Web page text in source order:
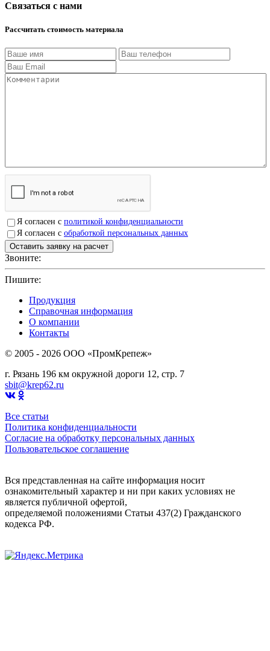
Связаться с нами
Рассчитать стоимость материала
Я согласен с политикой конфиденциальности
Я согласен с обработкой персональных данных
Звоните:
Пишите:
Продукция
Справочная информация
О компании
Контакты
© 2005 - 2026 OOO «ПромКрепеж»
г. Рязань 196 км окружной дороги 12, стр. 7
sbit@krep62.ru
Все статьи
Политика конфиденциальности
Согласие на обработку персональных данных
Пользовательское соглашение
Вся представленная на сайте информация носит
ознакомительный характер и ни при каких условиях не
является публичной офертой,
определяемой положениями Статьи 437(2) Гражданского
кодекса РФ.